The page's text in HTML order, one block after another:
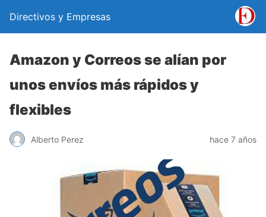
Directivos y Empresas
Amazon y Correos se alían por
unos envíos más rápidos y
flexibles
Alberto Perez hace 7 años